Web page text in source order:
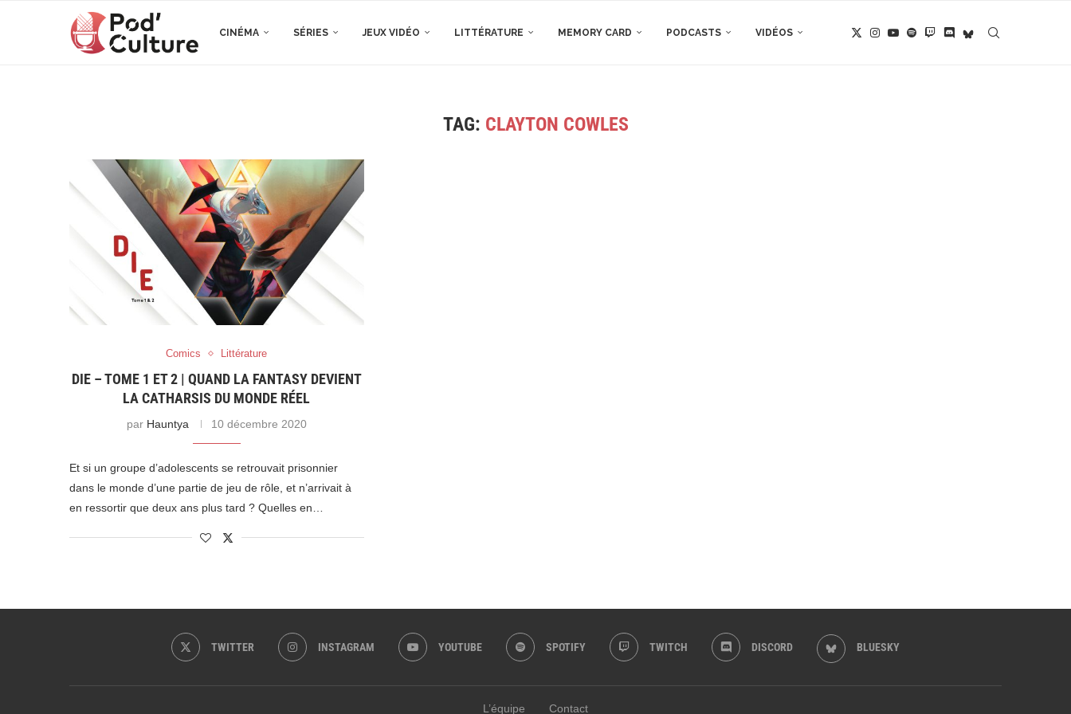
CINÉMA SÉRIES JEUX VIDÉO LITTÉRATURE MEMORY CARD PODCASTS VIDÉOS
TAG: CLAYTON COWLES
Comics Littérature
DIE – TOME 1 ET 2 | QUAND LA FANTASY DEVIENT
LA CATHARSIS DU MONDE RÉEL
par Hauntya 10 décembre 2020
Et si un groupe d’adolescents se retrouvait prisonnier
dans le monde d’une partie de jeu de rôle, et n’arrivait à
en ressortir que deux ans plus tard ? Quelles en…
TWITTER INSTAGRAM YOUTUBE SPOTIFY TWITCH DISCORD BLUESKY
L’équipe Contact